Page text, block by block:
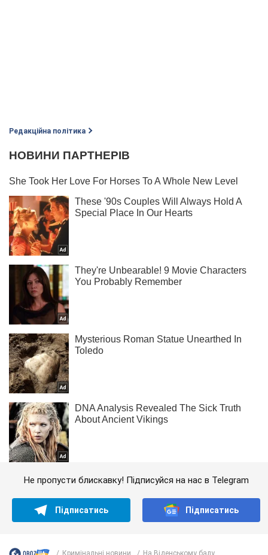
Редакційна політика
Не пропусти блискавку! Підписуйся на нас в Telegram
Підписатись Підписатись
Кримінальні новини На Віденському балу...